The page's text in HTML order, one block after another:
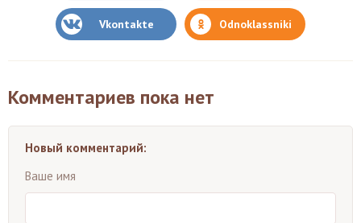
Vkontakte Odnoklassniki
Комментариев пока нет
Новый комментарий:
Ваше имя